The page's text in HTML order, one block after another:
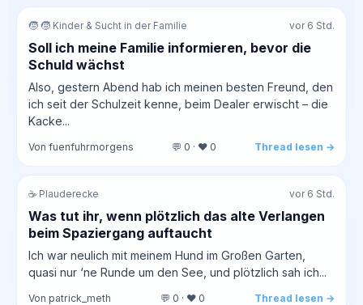
🧒 🧒 Kinder & Sucht in der Familie vor 6 Std.
Soll ich meine Familie informieren, bevor die
Schuld wächst
Also, gestern Abend hab ich meinen besten Freund, den
ich seit der Schulzeit kenne, beim Dealer erwischt – die
Kacke...
Von fuenfuhrmorgens 💬 0 · ❤️ 0 Thread lesen →
☕ Plauderecke vor 6 Std.
Was tut ihr, wenn plötzlich das alte Verlangen
beim Spaziergang auftaucht
Ich war neulich mit meinem Hund im Großen Garten,
quasi nur ‘ne Runde um den See, und plötzlich sah ich...
Von patrick_meth 💬 0 · ❤️ 0 Thread lesen →